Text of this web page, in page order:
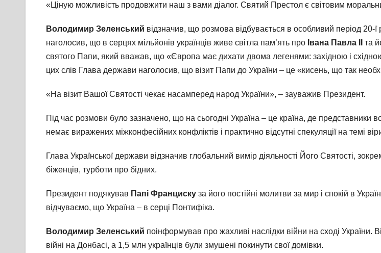
«Ціную можливість продовжити наш з вами діалог. Святий Престол є світовим
Володимир Зеленський відзначив, що розмова відбувається в особливий період 20-ї
наголосив, що в серцях мільйонів українців живе світла пам’ять про Івана Павла ІІ
та
святого Папи, який вважав, що «Європа має дихати двома легенями: західною і
цих слів Глава держави наголосив, що візит Папи до України – це «кисень, що так
«На візит Вашої Святості чекає насамперед народ України», – зауважив Президент.
Під час розмови було зазначено, що на сьогодні Україна – це країна, де представники
немає виражених міжконфесійних конфліктів і практично відсутні спекуляції на темі
Глава Української держави відзначив глобальний вимір діяльності Його Святості,
біженців, турботи про бідних.
Президент подякував Папі Франциску за його постійні молитви за мир і спокій в
відчуваємо, що Україна – в серці Понтифіка.
Володимир Зеленський поінформував про жахливі наслідки війни на сході
війні на Донбасі, а 1,5 млн українців були змушені покинути свої домівки.